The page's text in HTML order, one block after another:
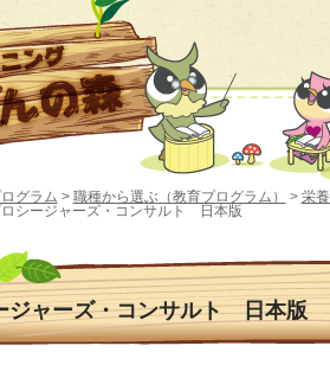
グラム > 職種から選ぶ（教育プログラム） > 栄
シージャーズ・コンサルト 日本版
ジャーズ・コンサルト 日本版